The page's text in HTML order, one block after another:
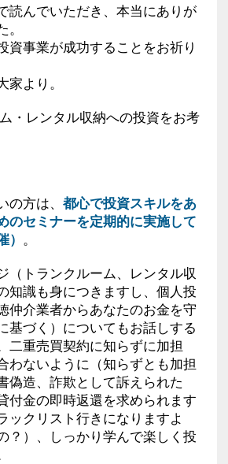
読んでいただき、本当にありが
資事業が成功することをお祈り
家より。
・レンタル収納への投資をお考
方は、 都心で投資スキルをあ
のセミナーを定期的に実施して
。
（トランクルーム、レンタル収
知識も身につきますし、個人投
仲介業者からあなたのお金を守
基づく）についてもお話しする
二重売買契約に知らずに加担
わないように（知らずとも加担
偽造、詐欺として訴えられた
付金の即時返還を求められます
ックリスト行きになりますよ
？）、しっかり学んで楽しく投